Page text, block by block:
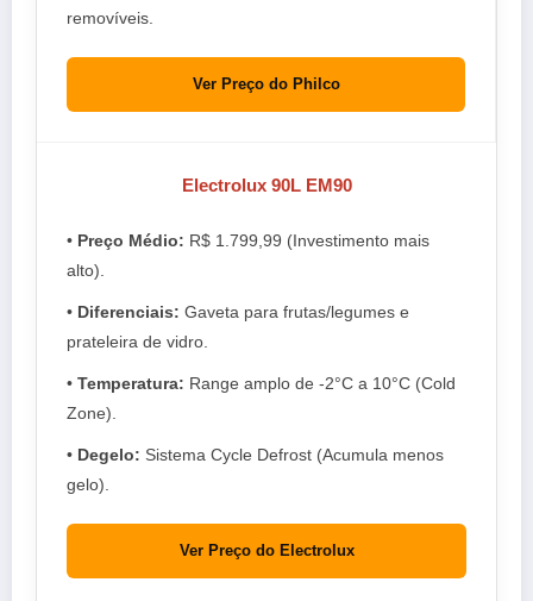
removíveis.
Ver Preço do Philco
Electrolux 90L EM90
• Preço Médio: R$ 1.799,99 (Investimento mais
alto).
• Diferenciais: Gaveta para frutas/legumes e
prateleira de vidro.
• Temperatura: Range amplo de -2°C a 10°C (Cold
Zone).
• Degelo: Sistema Cycle Defrost (Acumula menos
gelo).
Ver Preço do Electrolux